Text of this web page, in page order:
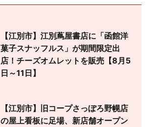
【江別市】江別蔦屋書店に「函館洋
菓子スナッフルス」が期間限定出
店！チーズオムレットを販売【8月5
日～11日】
【江別市】旧コープさっぽろ野幌店
の屋上看板に足場、新店舗オープン